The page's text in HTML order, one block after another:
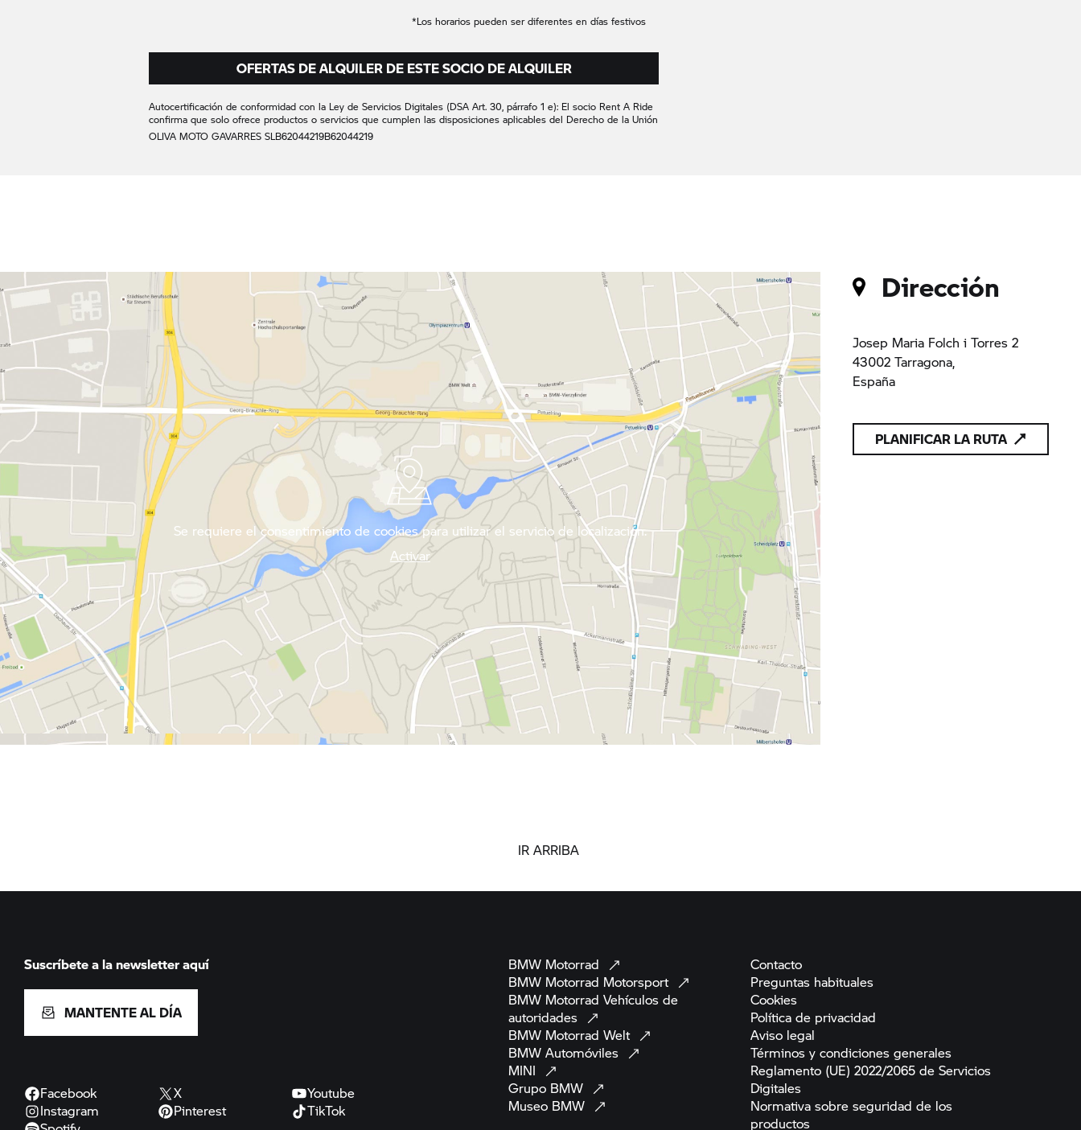
*Los horarios pueden ser diferentes en días festivos
OFERTAS DE ALQUILER DE ESTE SOCIO DE ALQUILER
Autocertificación de conformidad con la Ley de Servicios Digitales (DSA Art. 30, párrafo 1 e): El socio Rent A Ride
confirma que solo ofrece productos o servicios que cumplen las disposiciones aplicables del Derecho de la Unión
OLIVA MOTO GAVARRES SLB62044219B62044219
Dirección
Josep Maria Folch i Torres 2
43002 Tarragona,
España
PLANIFICAR LA RUTA
Se requiere el consentimiento de cookies para utilizar el servicio de localización.
Activar
IR ARRIBA
Suscríbete a la newsletter aquí
MANTENTE AL DÍA
Facebook X
Youtube
Instagram
Pinterest
TikTok
BMW Motorrad
BMW Motorrad Motorsport
BMW Motorrad Vehículos de
autoridades
BMW Motorrad Welt
BMW Automóviles
MINI
Grupo BMW
Museo BMW
Contacto
Preguntas habituales
Cookies
Política de privacidad
Aviso legal
Términos y condiciones generales
Reglamento (UE) 2022/2065 de Servicios
Digitales
Normativa sobre seguridad de los
productos